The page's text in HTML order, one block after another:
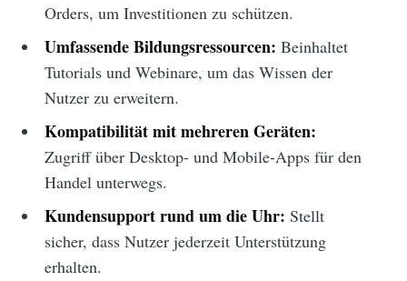
Orders, um Investitionen zu schützen.
Umfassende Bildungsressourcen: Beinhaltet
Tutorials und Webinare, um das Wissen der
Nutzer zu erweitern.
Kompatibilität mit mehreren Geräten:
Zugriff über Desktop- und Mobile-Apps für den
Handel unterwegs.
Kundensupport rund um die Uhr: Stellt
sicher, dass Nutzer jederzeit Unterstützung
erhalten.